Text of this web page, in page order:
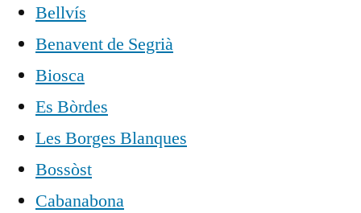
Bellvís
Benavent de Segrià
Biosca
Es Bòrdes
Les Borges Blanques
Bossòst
Cabanabona